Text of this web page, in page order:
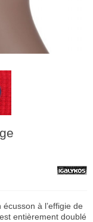
à l’effigie de
entièrement doublé